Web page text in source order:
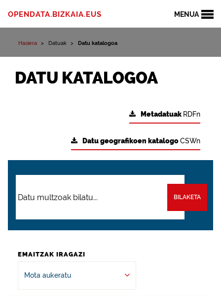
MENUA
OPENDATA.BIZKAIA.EUS
Hasiera Datuak Datu katalogoa
DATU KATALOGOA
Metadatuak RDFn
Datu geografikoen katalogoCSWn
BILAKETA
EMAITZAK IRAGAZI
Mota aukeratu